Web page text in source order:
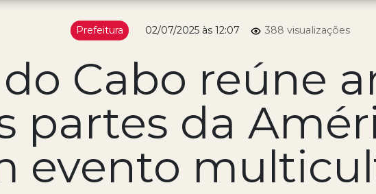
Prefeitura 02/07/2025 às 12:07 388 visualizações
Cabo reúne
partes da
evento